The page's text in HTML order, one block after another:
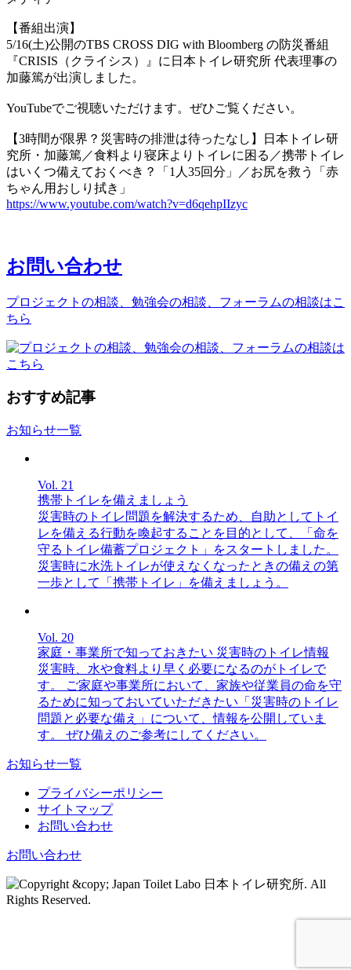
【番組出演】
5/16(土)公開のTBS CROSS DIG with Bloomberg の防災番組
『CRISIS（クライシス）』に日本トイレ研究所 代表理事の
加藤篤が出演しました。
YouTubeでご視聴いただけます。ぜひご覧ください。
【3時間が限界？災害時の排泄は待ったなし】日本トイレ研
究所・加藤篤／食料より寝床よりトイレに困る／携帯トイレ
はいくつ備えておくべき？「1人35回分」／お尻を救う「赤
ちゃん用おしり拭き」
https://www.youtube.com/watch?v=d6qehpIIzyc
お問い合わせ
プロジェクトの相談、勉強会の相談、フォーラムの相談はこ
ちら
おすすめ記事
お知らせ一覧
Vol. 21
携帯トイレを備えましょう
災害時のトイレ問題を解決するため、自助としてトイ
レを備える行動を喚起することを目的として、「命を
守るトイレ備蓄プロジェクト」をスタートしました。
災害時に水洗トイレが使えなくなったときの備えの第
一歩として「携帯トイレ」を備えましょう。
Vol. 20
家庭・事業所で知っておきたい 災害時のトイレ情報
災害時、水や食料より早く必要になるのがトイレで
す。 ご家庭や事業所において、家族や従業員の命を守
るために知っておいていただきたい「災害時のトイレ
問題と必要な備え」について、情報を公開していま
す。 ぜひ備えのご参考にしてください。
お知らせ一覧
プライバシーポリシー
サイトマップ
お問い合わせ
お問い合わせ